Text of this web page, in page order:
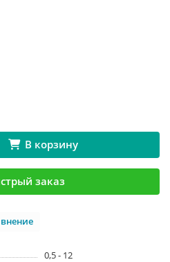
В корзину
заказ
0,5 - 12